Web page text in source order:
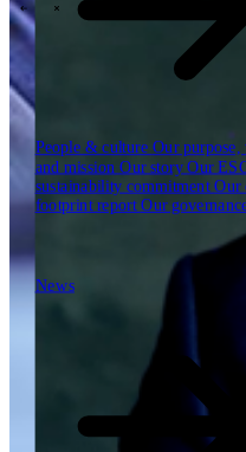
People & culture Our purpose,
and mission Our storyOur
sustainability commitmentOur
footprint reportOur
News
News
\
Industries